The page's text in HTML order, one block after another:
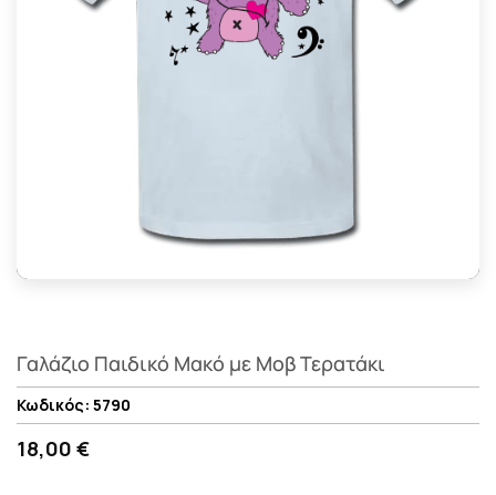
Γαλάζιο Παιδικό Μακό με Μοβ Τερατάκι
5790
18,00 €